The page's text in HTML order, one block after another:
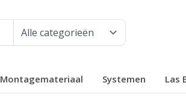
Montagemateriaal Systemen Las